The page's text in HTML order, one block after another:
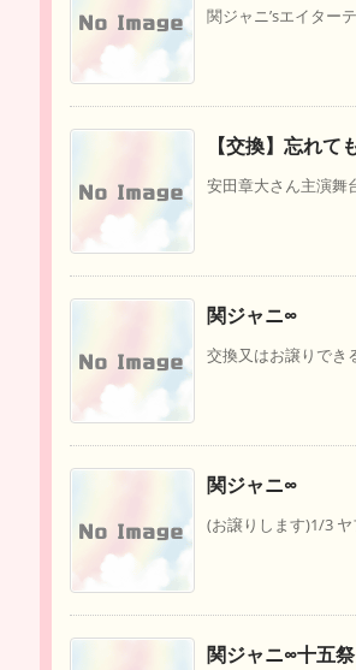
関ジャニ’sエイター
【交換】忘れて
安田章大さん主演舞
関ジャニ∞
交換又はお譲りでき
関ジャニ∞
(お譲りします)1/3
関ジャニ∞十五祭